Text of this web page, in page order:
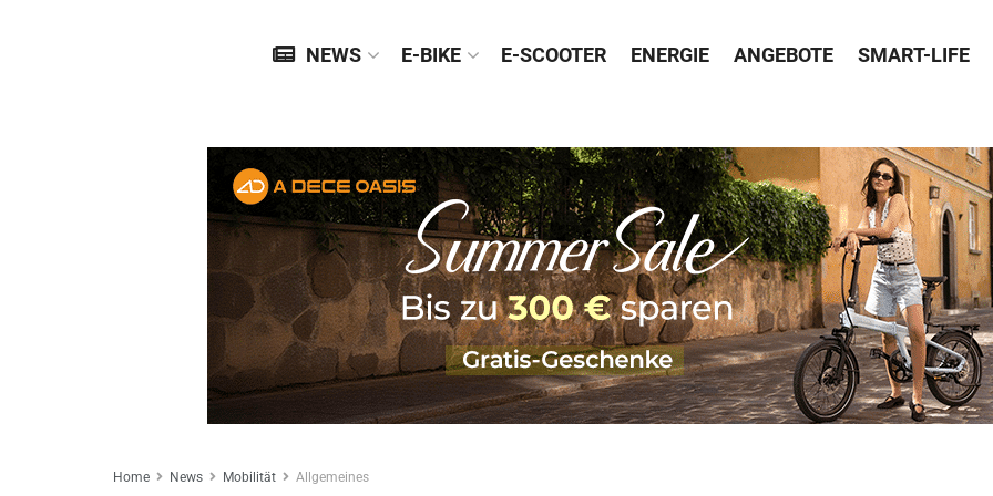
NEWS E-BIKE E-SCOOTER ENERGIE ANGEBOTE SMART-LIFE
Home News Mobilität Allgemeines